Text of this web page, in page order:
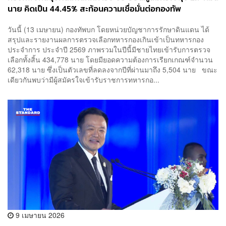
นาย คิดเป็น 44.45% สะท้อนความเชื่อมั่นต่อกองทัพ
วันนี้ (13 เมษายน) กองทัพบก โดยหน่วยบัญชาการรักษาดินแดน ได้
สรุปและรายงานผลการตรวจเลือกทหารกองเกินเข้าเป็นทหารกอง
ประจำการ ประจำปี 2569 ภาพรวมในปีนี้มีชายไทยเข้ารับการตรวจ
เลือกทั้งสิ้น 434,778 นาย โดยมียอดความต้องการเรียกเกณฑ์จำนวน
62,318 นาย ซึ่งเป็นตัวเลขที่ลดลงจากปีที่ผ่านมาถึง 5,504 นาย ขณะ
เดียวกันพบว่ามีผู้สมัครใจเข้ารับราชการทหารกอ...
9 เมษายน 2026